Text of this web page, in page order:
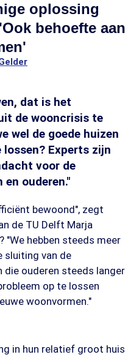
oplossing
behoefte aan
dat is het
de wooncrisis te
wel de goede huizen
Experts zijn
voor de
ouderen."
bewoond", zegt
de TU Delft Marja
"We hebben steeds meer
sluiting van de
die ouderen steeds langer
op te lossen
woonvormen."
in hun relatief groot huis